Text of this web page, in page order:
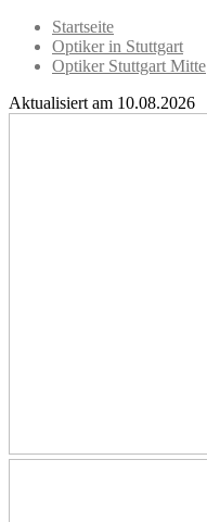
Startseite
Optiker in Stuttgart
Optiker Stuttgart Mitte
Aktualisiert am 10.08.2026